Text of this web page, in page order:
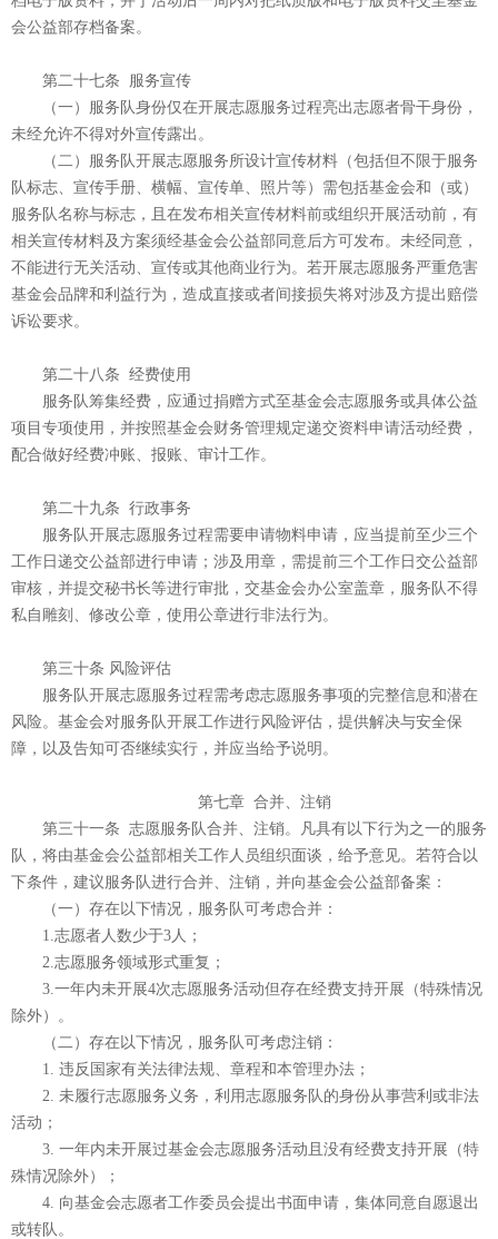
会公益部存档备案。
第二十七条 服务宣传
（一）服务队身份仅在开展志愿服务过程亮出志愿者骨干身份，
未经允许不得对外宣传露出。
（二）服务队开展志愿服务所设计宣传材料（包括但不限于服务
队标志、宣传手册、横幅、宣传单、照片等）需包括基金会和（或）
服务队名称与标志，且在发布相关宣传材料前或组织开展活动前，有
相关宣传材料及方案须经基金会公益部同意后方可发布。未经同意，
不能进行无关活动、宣传或其他商业行为。若开展志愿服务严重危害
基金会品牌和利益行为，造成直接或者间接损失将对涉及方提出赔偿
诉讼要求。
第二十八条 经费使用
服务队筹集经费，应通过捐赠方式至基金会志愿服务或具体公益
项目专项使用，并按照基金会财务管理规定递交资料申请活动经费，
配合做好经费冲账、报账、审计工作。
第二十九条 行政事务
服务队开展志愿服务过程需要申请物料申请，应当提前至少三个
工作日递交公益部进行申请；涉及用章，需提前三个工作日交公益部
审核，并提交秘书长等进行审批，交基金会办公室盖章，服务队不得
私自雕刻、修改公章，使用公章进行非法行为。
第三十条 风险评估
服务队开展志愿服务过程需考虑志愿服务事项的完整信息和潜在
风险。基金会对服务队开展工作进行风险评估，提供解决与安全保
障，以及告知可否继续实行，并应当给予说明。
第七章 合并、注销
第三十一条 志愿服务队合并、注销。凡具有以下行为之一的服务
队，将由基金会公益部相关工作人员组织面谈，给予意见。若符合以
下条件，建议服务队进行合并、注销，并向基金会公益部备案：
（一）存在以下情况，服务队可考虑合并：
1.志愿者人数少于3人；
2.志愿服务领域形式重复；
3.一年内未开展4次志愿服务活动但存在经费支持开展（特殊情况
除外）。
（二）存在以下情况，服务队可考虑注销：
1. 违反国家有关法律法规、章程和本管理办法；
2. 未履行志愿服务义务，利用志愿服务队的身份从事营利或非法
活动；
3. 一年内未开展过基金会志愿服务活动且没有经费支持开展（特
殊情况除外）；
4. 向基金会志愿者工作委员会提出书面申请，集体同意自愿退出
或转队。